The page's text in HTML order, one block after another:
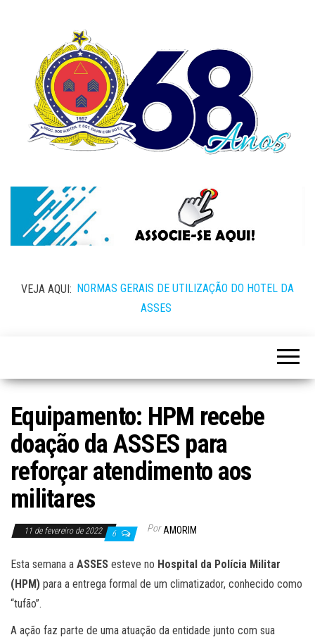
VEJA AQUI: NORMAS GERAIS DE UTILIZAÇÃO DO HOTEL DA
ASSES
Equipamento: HPM recebe
doação da ASSES para
reforçar atendimento aos
militares
11 de fevereiro de 2022 6 Por AMORIM
Esta semana a ASSES esteve no Hospital da Polícia Militar
(HPM) para a entrega formal de um climatizador, conhecido como
“tufão”.
A ação faz parte de uma atuação da entidade junto com sua